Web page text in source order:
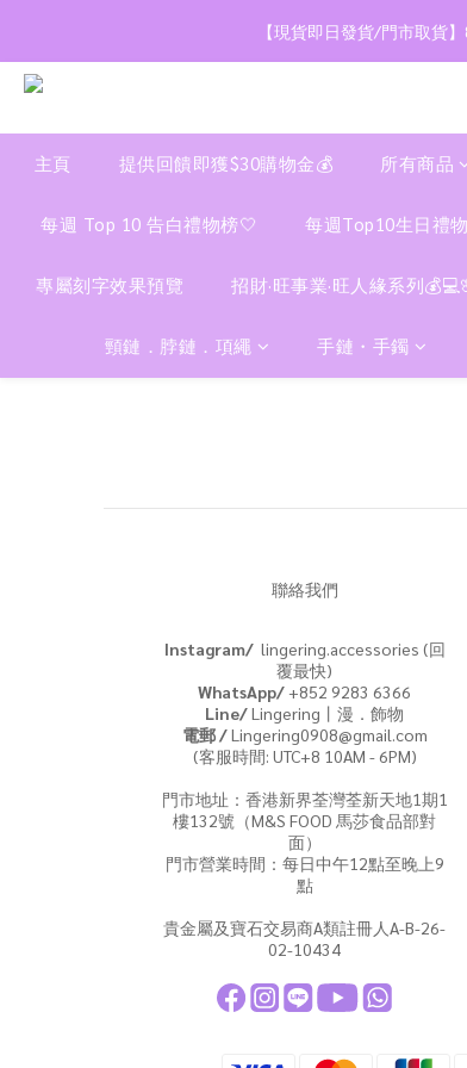
【現貨即日發貨/門市取貨
主頁 提供回饋即獲$30購物金💰 所有商品
每週 Top 10 告白禮物榜🤍 每週Top10生日禮
專屬刻字效果預覽 招財·旺事業·旺人緣系列
頸鏈．脖鏈．項繩 手鏈・手鐲
聯絡我們
Instagram/ lingering.accessories (回
覆最快)
WhatsApp/ +852 9283 6366
Line/Lingering丨漫．飾物
電郵 /Lingering0908@gmail.com
(客服時間: UTC+8 10AM - 6PM)
門市地址：香港新界荃灣荃新天地1期1
樓132號（M&S FOOD 馬莎食品部對
面）
門市營業時間：每日中午12點至晚上9
點
貴金屬及寶石交易商A類註冊人A-B-26-
02-10434